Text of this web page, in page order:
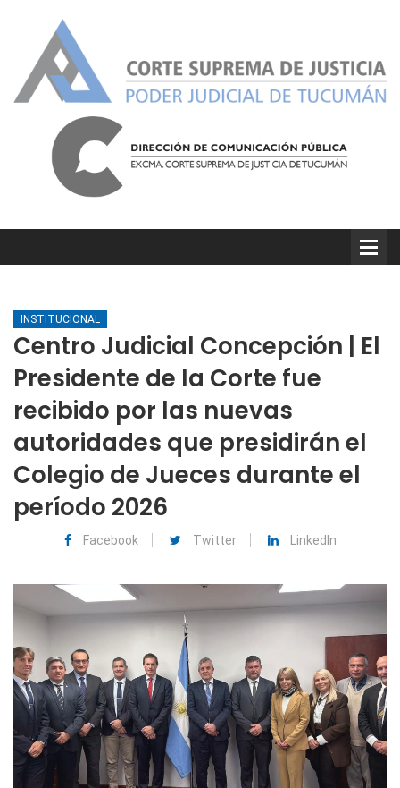
INSTITUCIONAL
Centro Judicial Concepción | El
Presidente de la Corte fue
recibido por las nuevas
autoridades que presidirán el
Colegio de Jueces durante el
período 2026
Facebook Twitter LinkedIn